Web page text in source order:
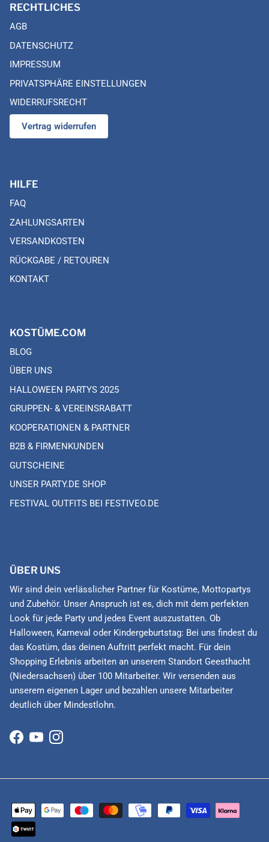
RECHTLICHES
AGB
DATENSCHUTZ
IMPRESSUM
PRIVATSPHÄRE EINSTELLUNGEN
WIDERRUFSRECHT
Vertrag widerrufen
HILFE
FAQ
ZAHLUNGSARTEN
VERSANDKOSTEN
RÜCKGABE / RETOUREN
KONTAKT
KOSTÜME.COM
BLOG
ÜBER UNS
HALLOWEEN PARTYS 2025
GRUPPEN- & VEREINSRABATT
KOOPERATIONEN & PARTNER
B2B & FIRMENKUNDEN
GUTSCHEINE
UNSER PARTY.DE SHOP
FESTIVAL OUTFITS BEI FESTIVEO.DE
ÜBER UNS
Wir sind dein verlässlicher Partner für Kostüme, Mottopartys
und Zubehör. Unser Anspruch ist es, dich mit dem perfekten
Look für jede Party und jedes Event auszustatten. Ob
Halloween, Karneval oder Kindergeburtstag: Bei uns findest du
das Kostüm, das deinen Auftritt perfekt macht. Für dein
Shopping Erlebnis arbeiten an unserem Standort Geesthacht
(Niedersachsen) über 100 Mitarbeiter. Wir versenden aus
unserem eigenen Lager und bezahlen unsere Mitarbeiter
deutlich über Mindestlohn.
Facebook
YouTubeInstagram